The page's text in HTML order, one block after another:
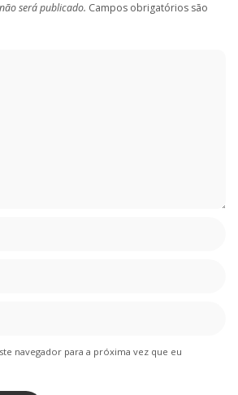
será publicado. Campos obrigatórios são
navegador para a próxima vez que eu